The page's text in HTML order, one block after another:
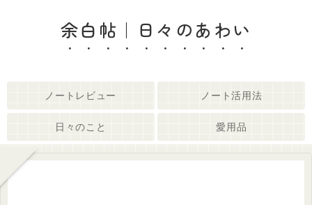
余白帖｜日々のあわい
ノートレビュー ノート活用法
日々のこと 愛用品